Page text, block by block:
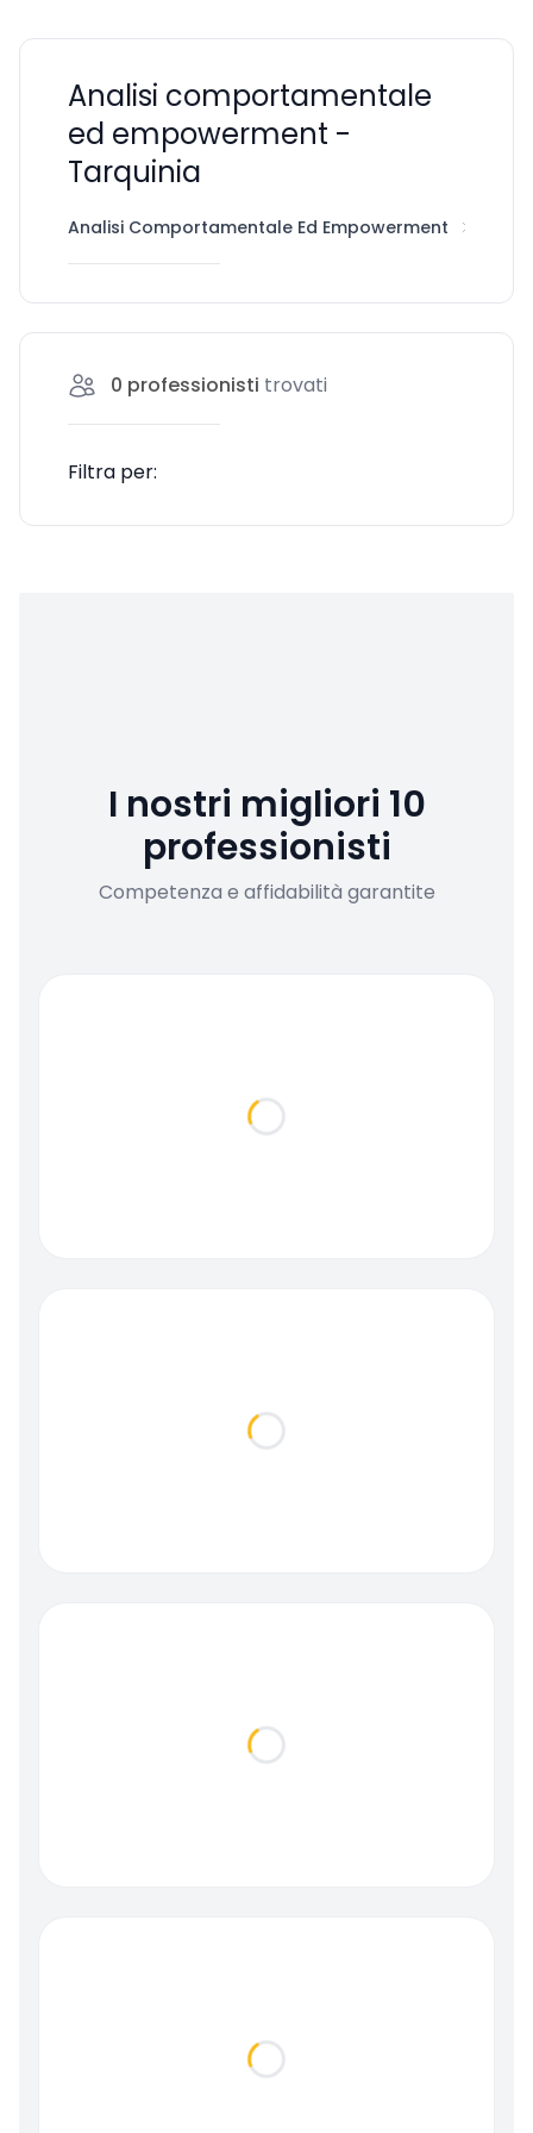
Analisi comportamentale
ed empowerment -
Tarquinia
Analisi Comportamentale Ed Empowerment
0 professionisti trovati
Filtra per:
I nostri migliori 10
professionisti
Competenza e affidabilità garantite
Loading...
Loading...
Loading...
Loading...